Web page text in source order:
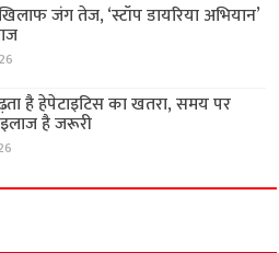
जंग तेज, ‘स्टॉप डायरिया अभियान’
है हेपेटाइटिस का खतरा, समय पर
है जरूरी